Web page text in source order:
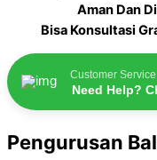
Aman Dan
Bisa Konsultasi
Customer
Need Help?
Pengurusan